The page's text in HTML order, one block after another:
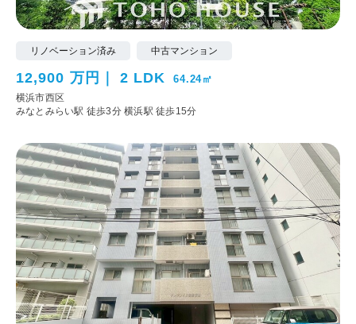
リノベーション済み 中古マンション
12,900 万円 2 LDK 64.24㎡
横浜市西区
みなとみらい駅 徒歩3分横浜駅 徒歩15分